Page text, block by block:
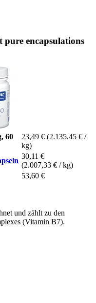
encapsulations
60
23,49 € (2.135,45 € /
kg)
30,11 €
(2.007,33 € / kg)
53,60 €
und zählt zu den
(Vitamin B7).